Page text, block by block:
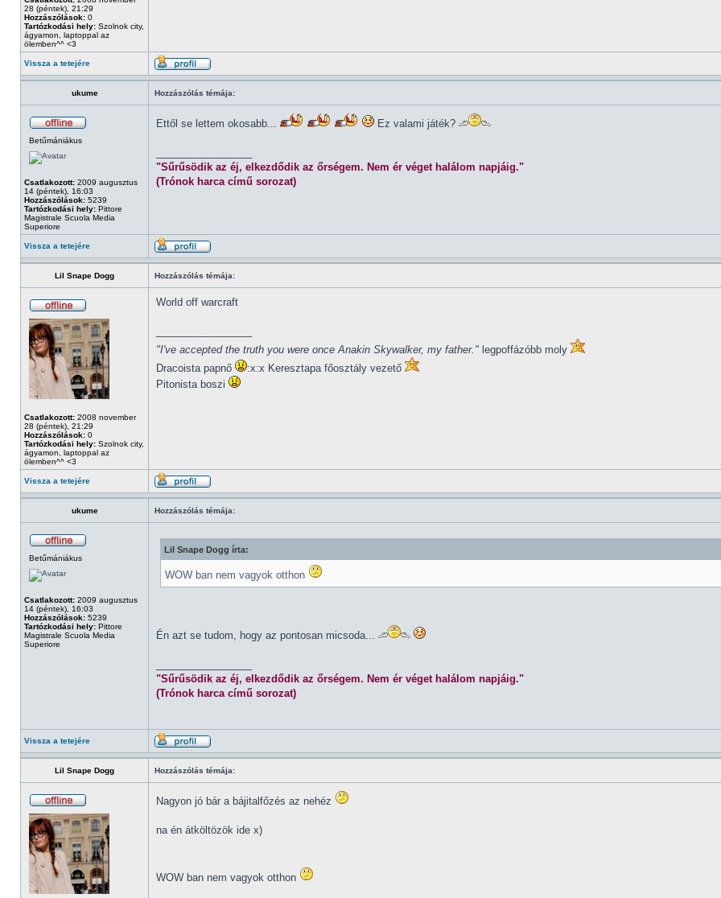
28 (péntek), 21:29
Hozzászólások: 0
Tartózkodási hely: Szolnok city,
ágyamon, laptoppal az
ölemben^^ <3
Vissza a tetejére
ukume Hozzászólás témája:
Betűmániákus
Csatlakozott: 2009 augusztus
14 (péntek), 16:03
Hozzászólások: 5239
Tartózkodási hely: Pittore
Magistrale Scuola Media
Superiore
Ettől se lettem okosabb... Ez valami játék?
"Sűrűsödik az éj, elkezdődik az őrségem. Nem ér véget halálom napjáig."
(Trónok harca című sorozat)
Vissza a tetejére
Lil Snape Dogg Hozzászólás témája:
Csatlakozott: 2008 november
28 (péntek), 21:29
Hozzászólások: 0
Tartózkodási hely: Szolnok city,
ágyamon, laptoppal az
ölemben^^ <3
World off warcraft
"I've accepted the truth you were once Anakin Skywalker, my father." legpoffázóbb moly
Dracoista papnő
:x:x Keresztapa főosztály vezető
Pitonista boszi
Vissza a tetejére
ukume Hozzászólás témája:
Betűmániákus
Csatlakozott: 2009 augusztus
14 (péntek), 16:03
Hozzászólások: 5239
Tartózkodási hely: Pittore
Magistrale Scuola Media
Superiore
Lil Snape Dogg írta:
WOW ban nem vagyok otthon
Én azt se tudom, hogy az pontosan micsoda...
"Sűrűsödik az éj, elkezdődik az őrségem. Nem ér véget halálom napjáig."
(Trónok harca című sorozat)
Vissza a tetejére
Lil Snape Dogg Hozzászólás témája:
Nagyon jó bár a bájitalfőzés az nehéz
na én átköltözök ide x)
WOW ban nem vagyok otthon